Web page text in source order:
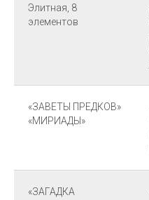
Элитная, 8
элементов
«ЗАВЕТЫ ПРЕДКОВ»
«МИРИАДЫ»
«ЗАГАДКА